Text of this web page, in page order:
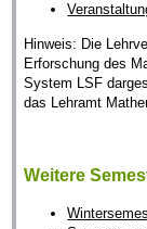
Hinweis: Die
Erforschung des
System LSF
das Lehramt
Weitere